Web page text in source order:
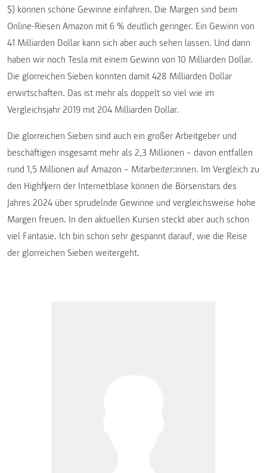
$) können schöne Gewinne einfahren. Die Margen sind beim
Online-Riesen Amazon mit 6 % deutlich geringer. Ein Gewinn von
41 Milliarden Dollar kann sich aber auch sehen lassen. Und dann
haben wir noch Tesla mit einem Gewinn von 10 Milliarden Dollar.
Die glorreichen Sieben konnten damit 428 Milliarden Dollar
erwirtschaften. Das ist mehr als doppelt so viel wie im
Vergleichsjahr 2019 mit 204 Milliarden Dollar.
Die glorreichen Sieben sind auch ein großer Arbeitgeber und
beschäftigen insgesamt mehr als 2,3 Millionen – davon entfallen
rund 1,5 Millionen auf Amazon – Mitarbeiter:innen. Im Vergleich zu
den Highflyern der Internetblase können die Börsenstars des
Jahres 2024 über sprudelnde Gewinne und vergleichsweise hohe
Margen freuen. In den aktuellen Kursen steckt aber auch schon
viel Fantasie. Ich bin schon sehr gespannt darauf, wie die Reise
der glorreichen Sieben weitergeht.